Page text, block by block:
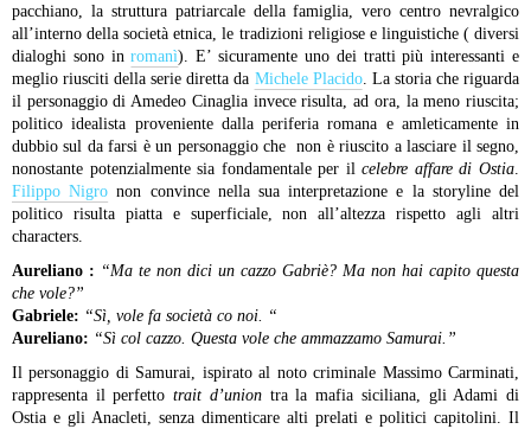
pacchiano, la struttura patriarcale della famiglia, vero centro nevralgico
all’interno della società etnica, le tradizioni religiose e linguistiche ( diversi
dialoghi sono inromanì). E’ sicuramente uno dei tratti più interessanti e
meglio riusciti della serie diretta da Michele Placido. La storia che riguarda
il personaggio di Amedeo Cinaglia invece risulta, ad ora, la meno riuscita;
politico idealista proveniente dalla periferia romana e amleticamente in
dubbio sul da farsi è un personaggio che non è riuscito a lasciare il segno,
nonostante potenzialmente sia fondamentale per ilcelebre affare di Ostia.
Filippo Nigro non convince nella sua interpretazione e la storyline del
politico risulta piatta e superficiale, non all’altezza rispetto agli altri
characters.
Aureliano : “Ma te non dici un cazzo Gabriè? Ma non hai capito questa
che vole?”
Gabriele: “Sì, vole fa società co noi. “
Aureliano: “Sì col cazzo. Questa vole che ammazzamo Samurai.”
Il personaggio di Samurai, ispirato al noto criminale Massimo Carminati,
rappresenta il perfettotrait d’uniontra la mafia siciliana, gli Adami di
Ostia e gli Anacleti, senza dimenticare alti prelati e politici capitolini. Il